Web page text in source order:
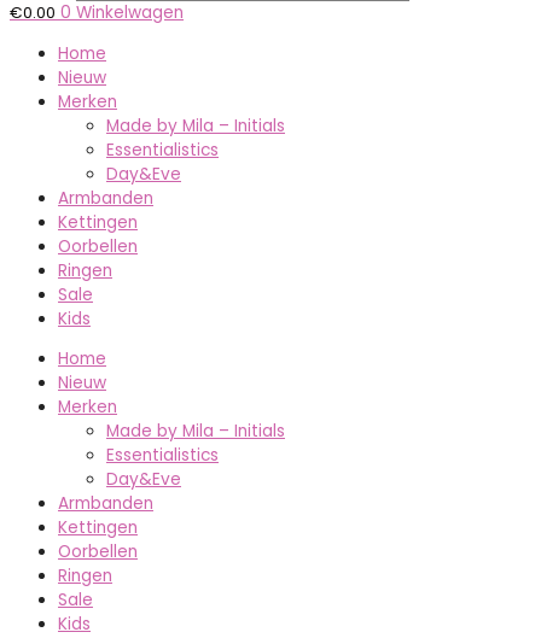
€0.00 0 Winkelwagen
Home
Nieuw
Merken
Made by Mila – Initials
Essentialistics
Day&Eve
Armbanden
Kettingen
Oorbellen
Ringen
Sale
Kids
Home
Nieuw
Merken
Made by Mila – Initials
Essentialistics
Day&Eve
Armbanden
Kettingen
Oorbellen
Ringen
Sale
Kids